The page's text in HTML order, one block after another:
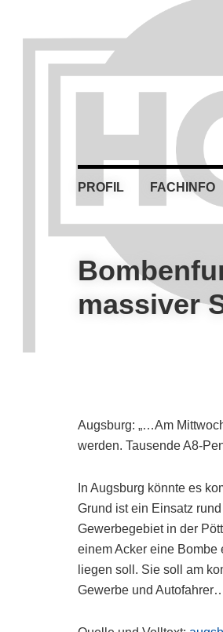
primary
primary
PROFIL FACHINFO
massiver
Augsburg: „…Am
werden. Tausende A8-
In Augsburg könnte es
Grund ist ein Einsatz
Gewerbegebiet in der
einem Acker eine Bombe
liegen soll. Sie soll am
Gewerbe und